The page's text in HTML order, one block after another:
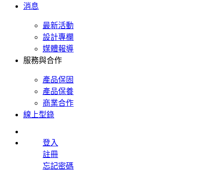
消息
最新活動
設計專欄
媒體報導
服務與合作
產品保固
產品保養
商業合作
線上型錄
登入
註冊
忘記密碼